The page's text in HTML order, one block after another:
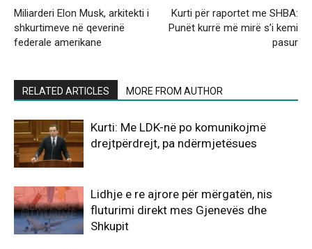
Miliarderi Elon Musk, arkitekti i
shkurtimeve në qeverinë
federale amerikane
Kurti për raportet me SHBA:
Punët kurrë më mirë s’i kemi
pasur
RELATED ARTICLES MORE FROM AUTHOR
Kurti: Me LDK-në po komunikojmë
drejtpërdrejt, pa ndërmjetësues
Lidhje e re ajrore për mërgatën, nis
fluturimi direkt mes Gjenevës dhe
Shkupit